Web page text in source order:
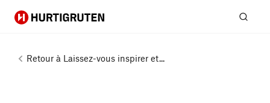
Hurtigruten
Retour à Laissez-vous inspirer et...